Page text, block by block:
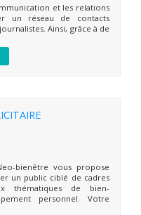
et les relations
un réseau de contacts
Ainsi, grâce à de
Neo-bienêtre vous propose
un public ciblé de cadres
thématiques de bien-
personnel. Votre